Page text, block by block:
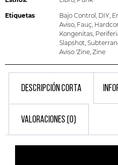
Etiquetas Bajo Control DIY
Aviso Fauç
Kongenitas
Slapshot
Aviso 'Zine Zine
DESCRIPCIÓN CORTA
VALORACIONES (0)